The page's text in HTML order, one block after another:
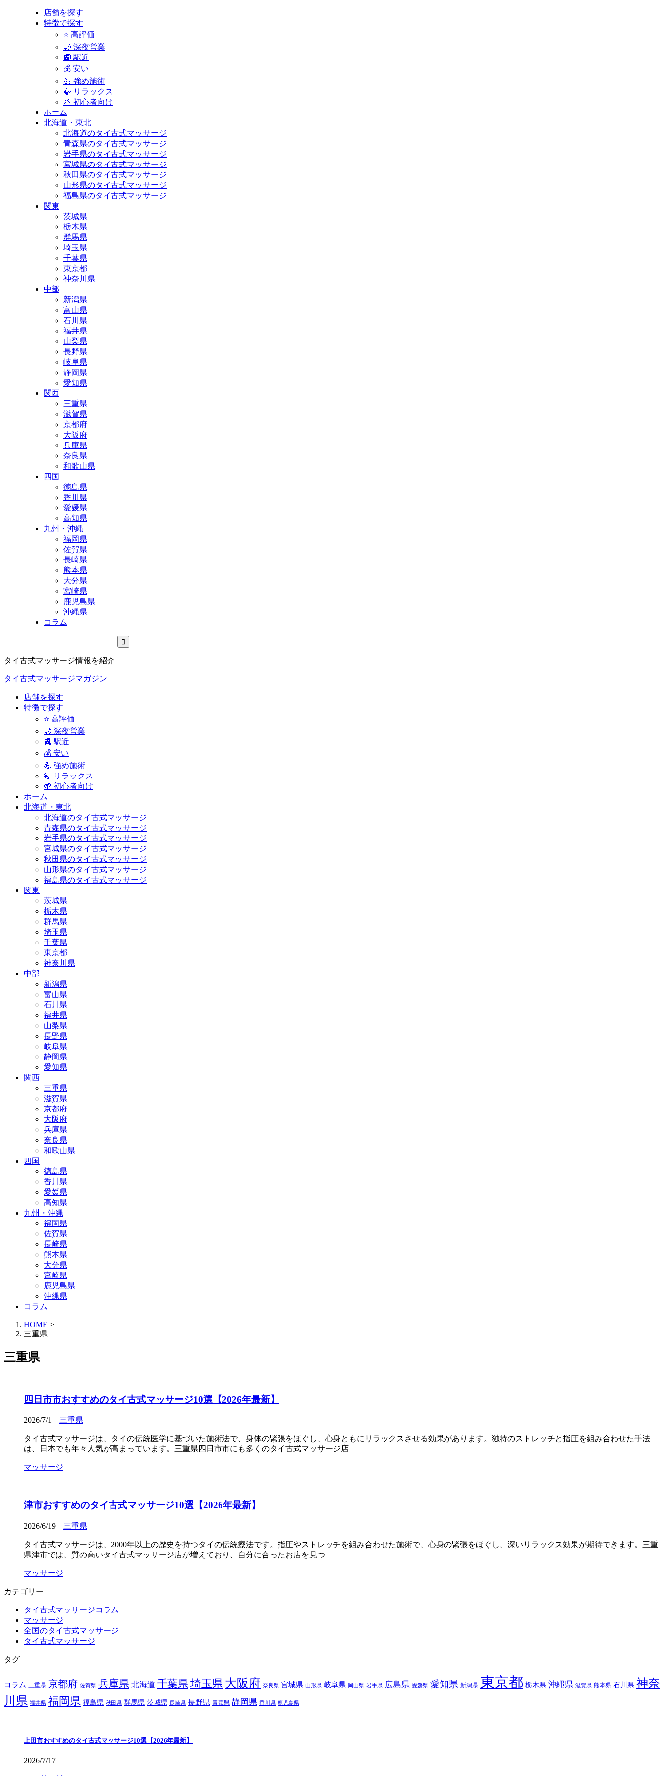
店舗を探す
特徴で探す
⭐ 高評価
🌙 深夜営業
🚉 駅近
💰 安い
💪 強め施術
🍃 リラックス
🌱 初心者向け
ホーム
北海道・東北
北海道のタイ古式マッサージ
青森県のタイ古式マッサージ
岩手県のタイ古式マッサージ
宮城県のタイ古式マッサージ
秋田県のタイ古式マッサージ
山形県のタイ古式マッサージ
福島県のタイ古式マッサージ
関東
茨城県
栃木県
群馬県
埼玉県
千葉県
東京都
神奈川県
中部
新潟県
富山県
石川県
福井県
山梨県
長野県
岐阜県
静岡県
愛知県
関西
三重県
滋賀県
京都府
大阪府
兵庫県
奈良県
和歌山県
四国
徳島県
香川県
愛媛県
高知県
九州・沖縄
福岡県
佐賀県
長崎県
熊本県
大分県
宮崎県
鹿児島県
沖縄県
コラム
タイ古式マッサージ情報を紹介
タイ古式マッサージマガジン
店舗を探す
特徴で探す
⭐ 高評価
🌙 深夜営業
🚉 駅近
💰 安い
💪 強め施術
🍃 リラックス
🌱 初心者向け
ホーム
北海道・東北
北海道のタイ古式マッサージ
青森県のタイ古式マッサージ
岩手県のタイ古式マッサージ
宮城県のタイ古式マッサージ
秋田県のタイ古式マッサージ
山形県のタイ古式マッサージ
福島県のタイ古式マッサージ
関東
茨城県
栃木県
群馬県
埼玉県
千葉県
東京都
神奈川県
中部
新潟県
富山県
石川県
福井県
山梨県
長野県
岐阜県
静岡県
愛知県
関西
三重県
滋賀県
京都府
大阪府
兵庫県
奈良県
和歌山県
四国
徳島県
香川県
愛媛県
高知県
九州・沖縄
福岡県
佐賀県
長崎県
熊本県
大分県
宮崎県
鹿児島県
沖縄県
コラム
HOME >
三重県
三重県
四日市市おすすめのタイ古式マッサージ10選【2026年最新】
2026/7/1 三重県
タイ古式マッサージは、タイの伝統医学に基づいた施術法で、身体の緊張をほぐし、心身ともにリラックスさせる効果があります。独特のストレッチと指圧を組み合わせた手法
は、日本でも年々人気が高まっています。三重県四日市市にも多くのタイ古式マッサージ店
マッサージ
津市おすすめのタイ古式マッサージ10選【2026年最新】
2026/6/19 三重県
タイ古式マッサージは、2000年以上の歴史を持つタイの伝統療法です。指圧やストレッチを組み合わせた施術で、心身の緊張をほぐし、深いリラックス効果が期待できます。三重
県津市では、質の高いタイ古式マッサージ店が増えており、自分に合ったお店を見つ
マッサージ
カテゴリー
タイ古式マッサージコラム
マッサージ
全国のタイ古式マッサージ
タイ古式マッサージ
タグ
コラム 三重県 京都府 佐賀県 兵庫県 北海道 千葉県 埼玉県 大阪府 奈良県 宮城県 山形県 岐阜県 岡山県 岩手県 広島県 愛媛県 愛知県 新潟県 東京都 栃木県 沖縄県 滋賀県 熊本県 石川県 神奈
川県 福井県 福岡県 福島県 秋田県 群馬県 茨城県 長崎県 長野県 青森県 静岡県 香川県 鹿児島県
上田市おすすめのタイ古式マッサージ10選【2026年最新】
2026/7/17